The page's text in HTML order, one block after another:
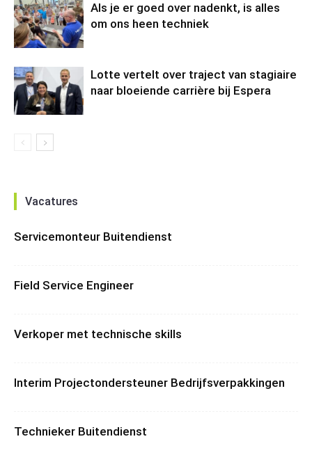
Als je er goed over nadenkt, is alles
om ons heen techniek
Lotte vertelt over traject van stagiaire
naar bloeiende carrière bij Espera
Vacatures
Servicemonteur Buitendienst
Field Service Engineer
Verkoper met technische skills
Interim Projectondersteuner Bedrijfsverpakkingen
Technieker Buitendienst